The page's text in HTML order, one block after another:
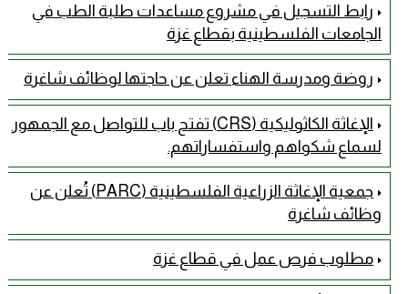
رابط التسجيل في مشروع مساعدات طلبة الطب في
الجامعات الفلسطينية بقطاع غزة
روضة ومدرسة الهناء تعلن عن حاجتها لوظائف شاغرة
الإغاثة الكاثوليكية (CRS) تفتح باب للتواصل مع الجمهور
لسماع شكواهم واستفساراتهم.
جمعية الإغاثة الزراعية الفلسطينية (PARC) تُعلن عن
وظائف شاغرة
مطلوب فرص عمل في قطاع غزة